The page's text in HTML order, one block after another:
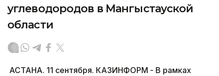
углеводородов в Мангыстауской
области
АСТАНА. 11 сентября. КАЗИНФОРМ - В рамках